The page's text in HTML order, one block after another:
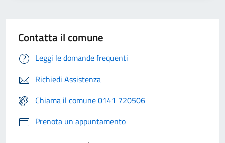
Contatta il comune
Leggi le domande frequenti
Richiedi Assistenza
Chiama il comune 0141 720506
Prenota un appuntamento